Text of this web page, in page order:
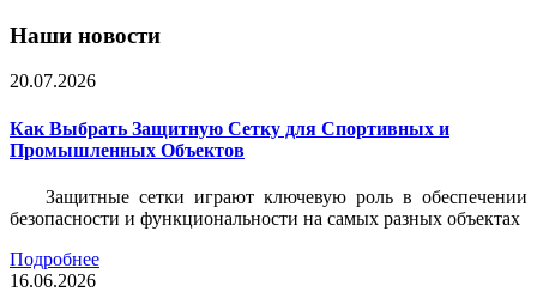
Наши новости
20.07.2026
Как Выбрать Защитную Сетку для Спортивных и
Промышленных Объектов
Защитные сетки играют ключевую роль в обеспечении
безопасности и функциональности на самых разных объектах
Подробнее
16.06.2026